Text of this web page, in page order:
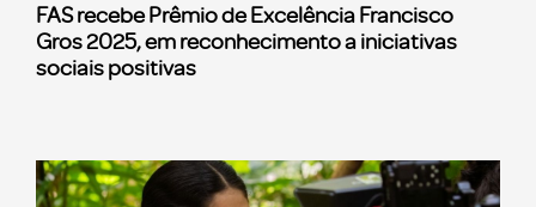
FAS recebe Prêmio de Excelência Francisco
Gros 2025, em reconhecimento a iniciativas
sociais positivas